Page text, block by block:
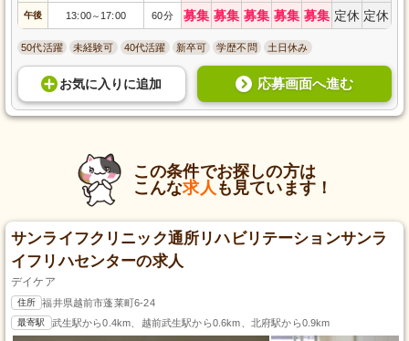
午後 13:00～ 17:00 60分 募集 募集 募集 募集 募集 定休 定休
50代活躍 未経験可 40代活躍 新卒可 学歴不問 土日休み
お気に入り に追加 応募画面へ進む
この条件でお探しの方は
こんな求人 も見ています！
サンライフクリニック通所リハビリテーションサンラ
イフリハセンターの求人
デイケア
住所 福井県越前市蓬莱町6-24
最寄駅 武生駅から0.4km、越前武生駅から0.6km、北府駅から0.9km